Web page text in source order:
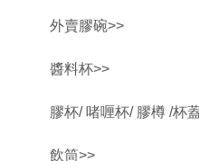
外賣膠碗>>
醬料杯>>
膠杯/ 啫喱杯/ 膠樽 /杯
飲筒>>